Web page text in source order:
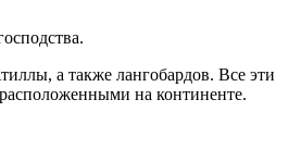
а также лангобардов. Все эти
на континенте.